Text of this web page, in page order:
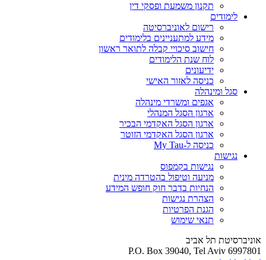
תקנון משמעת ופסקי דין
לימודים
רישום לאוניברסיטה
מידע למתעניינים בלימודים
חישוב סיכויי קבלה לתואר ראשון
לוח שנת הלימודים
ידיעונים
כניסה לאזור האישי
סגל ומינהלה
אגפים ומשרדי מינהלה
ארגון הסגל המנהלי
ארגון הסגל האקדמי הבכיר
ארגון הסגל האקדמי הזוטר
כניסה ל-My Tau
נגישות
נגישות בקמפוס
מניעה וטיפול בהטרדה מינית
הנחיות בדבר חוק חופש המידע
הצהרת נגישות
הגנת הפרטיות
תנאי שימוש
אוניברסיטת תל אביב
P.O. Box 39040, Tel Aviv 6997801